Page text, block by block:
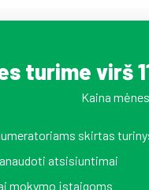
turime virš
Kaina
skirtas
atsisiuntimai
mokymo įstaigoms